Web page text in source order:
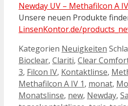
Newday UV – Methafilcon A
Unsere neuen Produkte
LinsenKontor.de/
Kategorien Neuigkeiten
Bioclear, Clariti, Clear
3, Filcon IV, Kontaktlinse,
Methafilcon A IV 1, monat,
Monatslinse, new, Newday,